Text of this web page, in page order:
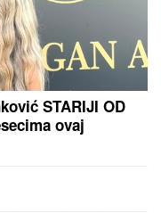
STARIJI OD
ovaj